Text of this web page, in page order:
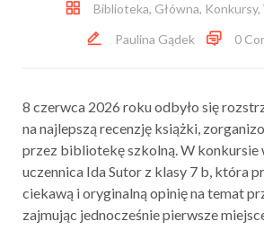
Biblioteka, Główna, Konkursy,
Paulina Gądek
0
8 czerwca 2026 roku odbyło się
na najlepszą recenzję książki,
przez bibliotekę szkolną. W konkursie
uczennica Ida Sutor z klasy 7 b, która
ciekawą i oryginalną opinię na temat
zajmując jednocześnie pierwsze